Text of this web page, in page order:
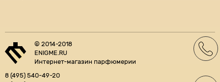
© 2014-2018
ENIGME.RU
Интернет-магазин парфюмерии
8 (495) 540-49-20